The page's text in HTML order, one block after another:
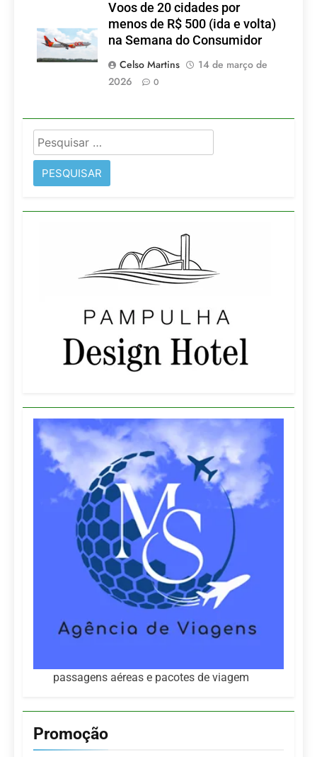
Voos de 20 cidades por
menos de R$ 500 (ida e volta)
na Semana do Consumidor
Celso Martins
14 de março de
2026
0
Pesquisar
por:
passagens aéreas e pacotes de viagem
Promoção